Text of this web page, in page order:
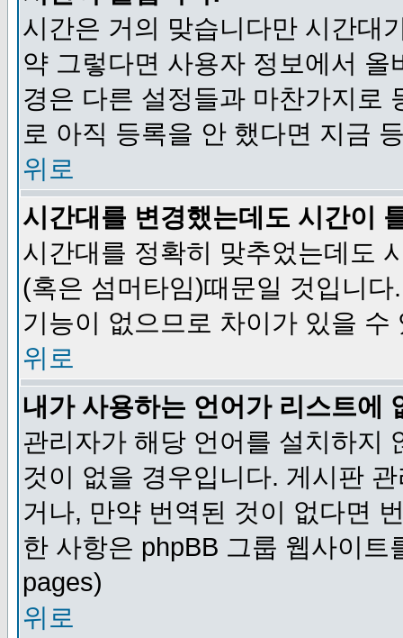
시간은 거의 맞습니다만 시간대
약 그렇다면 사용자 정보에서
경은 다른 설정들과 마찬가지로
로 아직 등록을 안 했다면 지금
위로
시간대를 변경했는데도 시간이
시간대를 정확히 맞추었는데도
(혹은 섬머타임)때문일 것입니
기능이 없으므로 차이가 있을 수
위로
내가 사용하는 언어가 리스트에
관리자가 해당 언어를 설치하지
것이 없을 경우입니다. 게시판
거나, 만약 번역된 것이 없다면
한 사항은 phpBB 그룹 웹사이
pages)
위로